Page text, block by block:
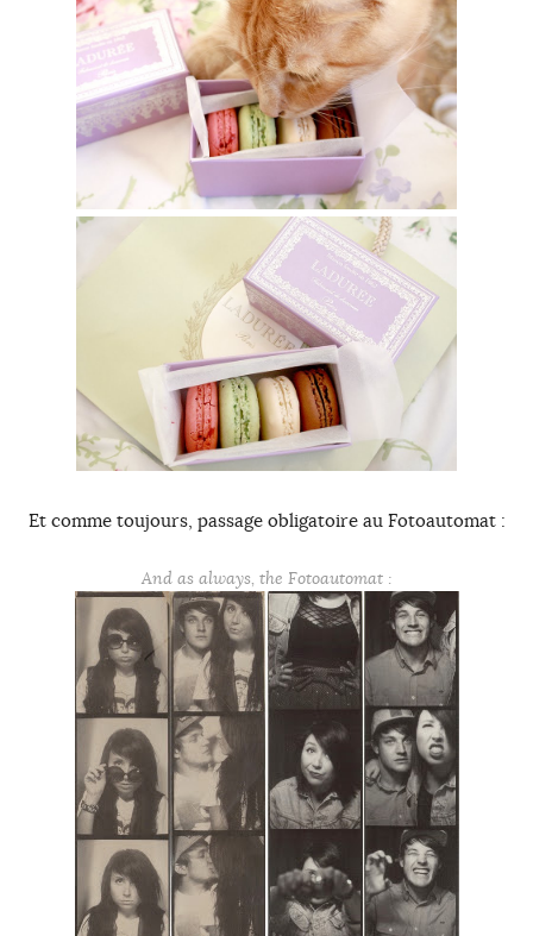
Et comme toujours, passage obligatoire au Fotoautomat :
And as always, the Fotoautomat :